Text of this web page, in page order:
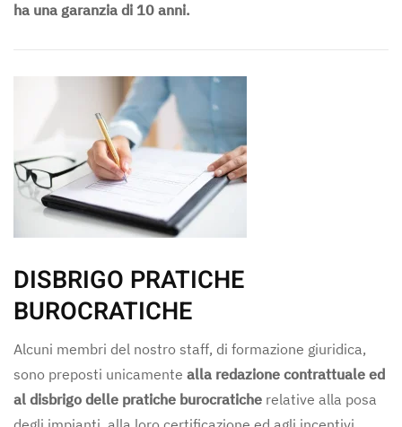
ha una garanzia di 10 anni.
DISBRIGO PRATICHE
BUROCRATICHE
Alcuni membri del nostro staff, di formazione giuridica,
sono preposti unicamente alla redazione contrattuale ed
al disbrigo delle pratiche burocratiche relative alla posa